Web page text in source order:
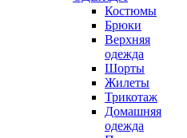
Костюмы
Брюки
Верхняя
одежда
Шорты
Жилеты
Трикотаж
Домашняя
одежда